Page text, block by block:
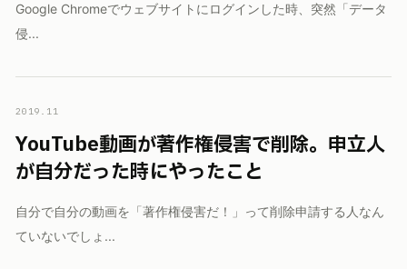
Google Chromeでウェブサイトにログインした時、突然「データ
侵...
2019.11
YouTube動画が著作権侵害で削除。申立人
が自分だった時にやったこと
自分で自分の動画を「著作権侵害だ！」って削除申請する人なん
ていないでしょ...